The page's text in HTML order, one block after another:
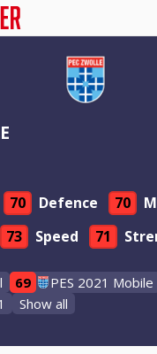
70 Defence 70
73 Speed 71
69
PES 2021 Mobile
Show all